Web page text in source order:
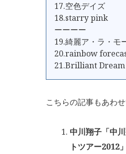
17.空色デイズ
18.starry pink
ーーーー
19.綺麗ア・ラ・モ
20.rainbow
21.Brilliant Dream
こちらの記事もあわ
中川翔子「中
トツアー2012